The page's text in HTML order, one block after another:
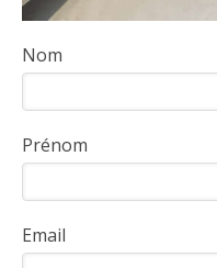
Nom
Prénom
Email